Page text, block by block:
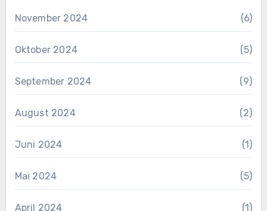
November 2024 (6)
Oktober 2024 (5)
September 2024 (9)
August 2024 (2)
Juni 2024 (1)
Mai 2024 (5)
April 2024 (1)